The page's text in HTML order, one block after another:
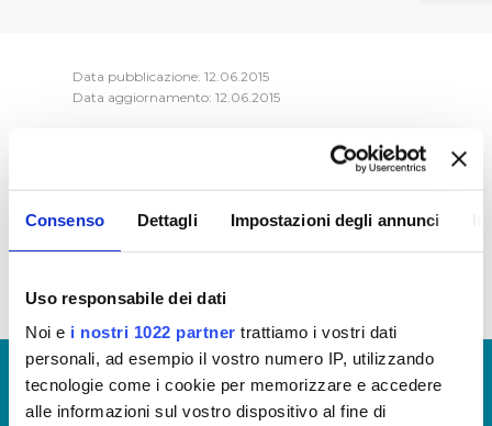
Consenso Dettagli Impostazioni degli annunci
Uso responsabile dei dati
Noi e i nostri 1022 partner trattiamo i vostri dati
personali, ad esempio il vostro numero IP, utilizzando
tecnologie come i cookie per memorizzare e accedere
alle informazioni sul vostro dispositivo al fine di
Data pubblicazione: 12.06.2015
Data aggiornamento: 12.06.2015
Le dichiarazioni, nelle quali i soggetti hanno
dichiarato che non esistono cause di
inconferibilità dell'incarico, sono state
raccolte e sono depositate presso la
© Copyright 2017 - 2026
GLOSSARIO
GIUDICA IL SERVIZIO